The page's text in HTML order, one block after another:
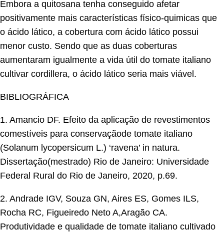
Embora a quitosana tenha conseguido afetar
positivamente mais características físico-quimicas que
o ácido lático, a cobertura com ácido lático possui
menor custo. Sendo que as duas coberturas
aumentaram igualmente a vida útil do tomate italiano
cultivar cordillera, o ácido lático seria mais viável.
BIBLIOGRÁFICA
1. Amancio DF. Efeito da aplicação de revestimentos
comestíveis para conservaçãode tomate italiano
(Solanum lycopersicum L.) ‘ravena’ in natura.
Dissertação(mestrado) Rio de Janeiro: Universidade
Federal Rural do Rio de Janeiro, 2020, p.69.
2. Andrade IGV, Souza GN, Aires ES, Gomes ILS,
Rocha RC, Figueiredo Neto A,Aragão CA.
Produtividade e qualidade de tomate italiano cultivado